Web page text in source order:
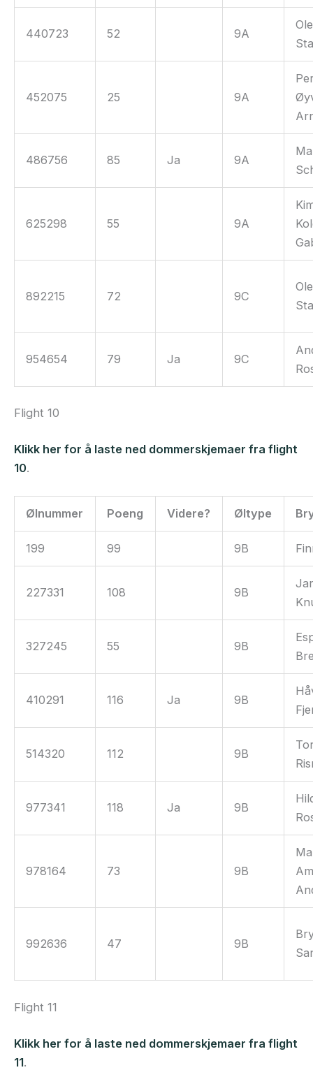
440723 52 9A
452075 25 9A
486756 85 Ja 9A
625298 55 9A
892215 72 9C
954654 79 Ja 9C
Flight 10
Klikk her for å laste ned dommerskjemaer fra flight
10.
Ølnummer Poeng Videre? Øltype
199 99 9B
227331 108 9B
327245 55 9B
410291 116 Ja 9B
514320 112 9B
977341 118 Ja 9B
978164 73 9B
992636 47 9B
Flight 11
Klikk her for å laste ned dommerskjemaer fra flight
11.